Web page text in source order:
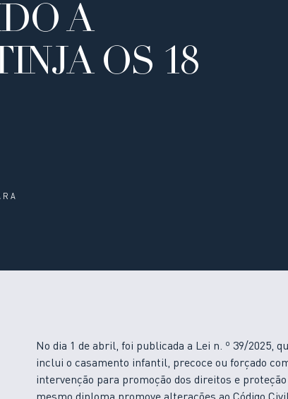
A
OS 18
No dia 1 de abril, foi publicada a Lei n. º 39/2025,
inclui o casamento infantil, precoce ou forçado
intervenção para promoção dos direitos e